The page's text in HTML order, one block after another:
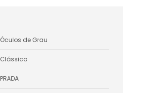
Óculos de Grau
Clássico
PRADA